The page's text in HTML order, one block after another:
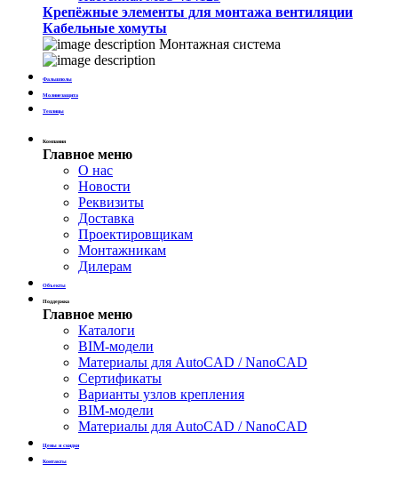
Крепёжные элементы для монтажа вентиляции
Кабельные хомуты
Монтажная система
Фальшполы
Молниезащита
Теплицы
Компания
Главное меню
О нас
Новости
Реквизиты
Доставка
Проектировщикам
Монтажникам
Дилерам
Объекты
Поддержка
Главное меню
Каталоги
BIM-модели
Материалы для AutoCAD / NanoCAD
Сертификаты
Варианты узлов крепления
BIM-модели
Материалы для AutoCAD / NanoCAD
Цены и скидки
Контакты